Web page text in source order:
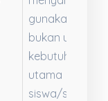
gunakan KJP
bukan untuk
kebutuhan
utama
siswa/siswi